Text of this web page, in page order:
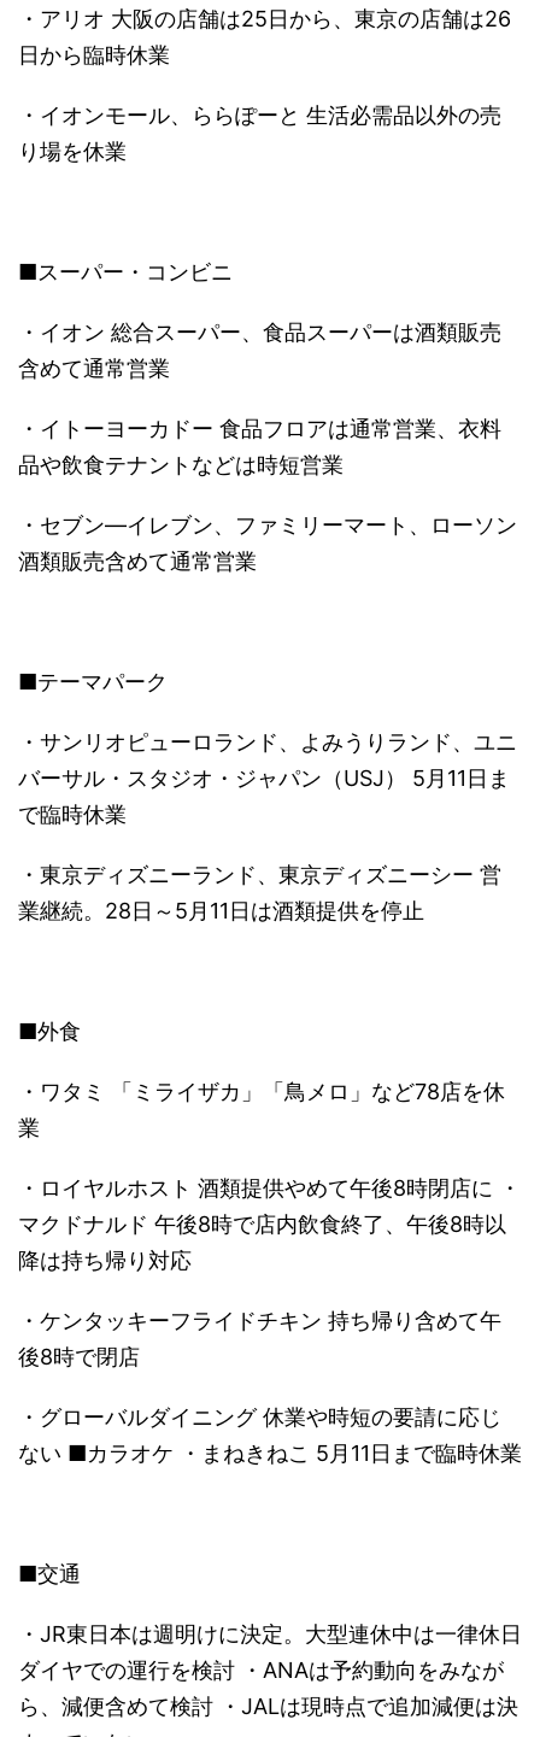
・アリオ 大阪の店舗は25日から、東京の店舗は26
日から臨時休業
・イオンモール、ららぽーと 生活必需品以外の売
り場を休業
■スーパー・コンビニ
・イオン 総合スーパー、食品スーパーは酒類販売
含めて通常営業
・イトーヨーカドー 食品フロアは通常営業、衣料
品や飲食テナントなどは時短営業
・セブン―イレブン、ファミリーマート、ローソン
酒類販売含めて通常営業
■テーマパーク
・サンリオピューロランド、よみうりランド、ユニ
バーサル・スタジオ・ジャパン（USJ） 5月11日ま
で臨時休業
・東京ディズニーランド、東京ディズニーシー 営
業継続。28日～5月11日は酒類提供を停止
■外食
・ワタミ 「ミライザカ」「鳥メロ」など78店を休
業
・ロイヤルホスト 酒類提供やめて午後8時閉店に ・
マクドナルド 午後8時で店内飲食終了、午後8時以
降は持ち帰り対応
・ケンタッキーフライドチキン 持ち帰り含めて午
後8時で閉店
・グローバルダイニング 休業や時短の要請に応じ
ない ■カラオケ ・まねきねこ 5月11日まで臨時休業
■交通
・JR東日本は週明けに決定。大型連休中は一律休日
ダイヤでの運行を検討 ・ANAは予約動向をみなが
ら、減便含めて検討 ・JALは現時点で追加減便は決